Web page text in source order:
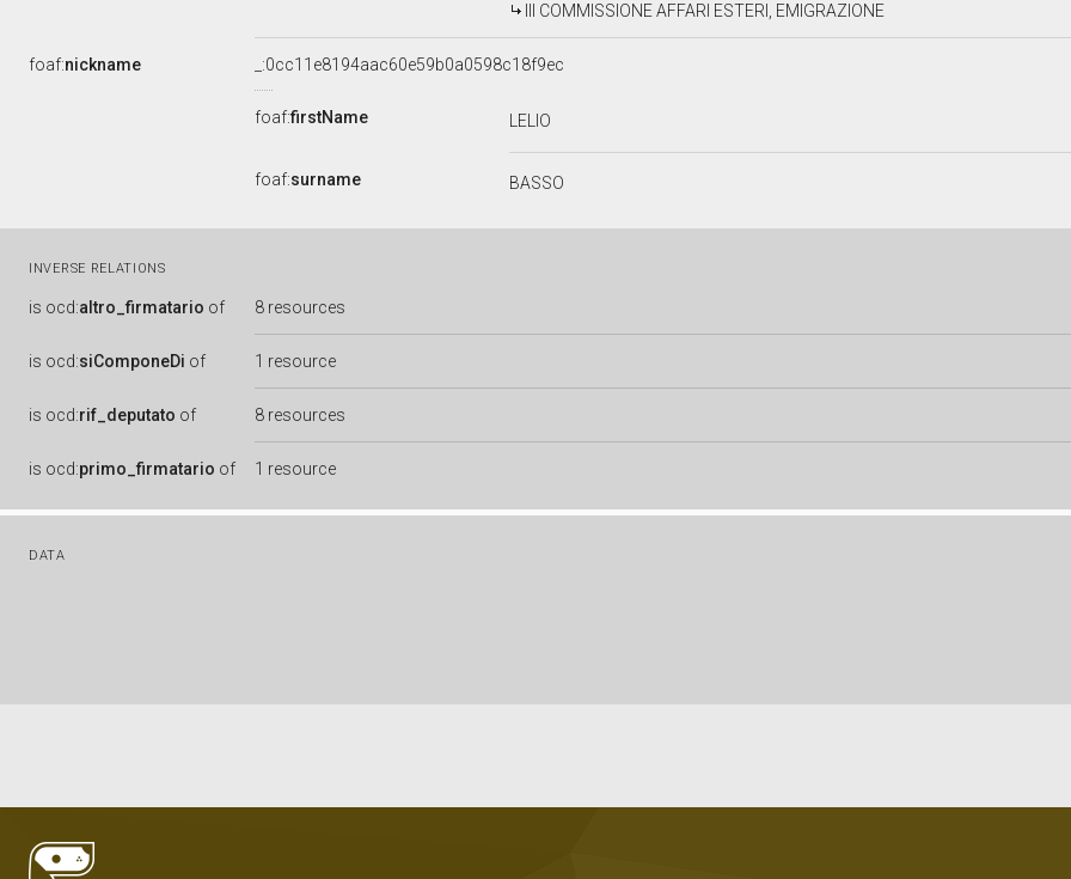
III COMMISSIONE AFFARI ESTERI, EMIGRAZIONE
foaf:nickname _:0cc11e8194aac60e59b0a0598c18f9ec
foaf:firstName LELIO
foaf:surname BASSO
INVERSE RELATIONS
is ocd:altro_firmatario of 8 resources
is ocd:siComponeDi of 1 resource
is ocd:rif_deputato of 8 resources
is ocd:primo_firmatario of 1 resource
DATA